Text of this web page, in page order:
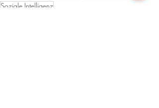
Soziale Intelligenz